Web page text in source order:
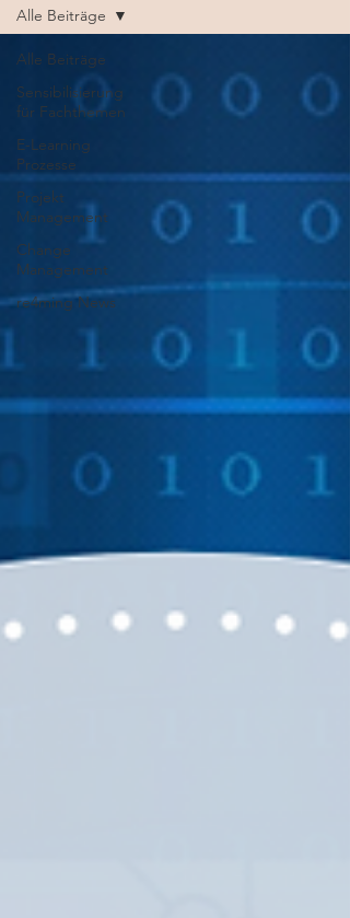
Alle Beiträge
Sensibilisierung
für Fachthemen
E-Learning
Prozesse
Projekt
Management
Change
Management
re4ming News
Alle Beiträge